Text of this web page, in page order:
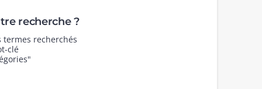
recherche ?
recherchés
clé